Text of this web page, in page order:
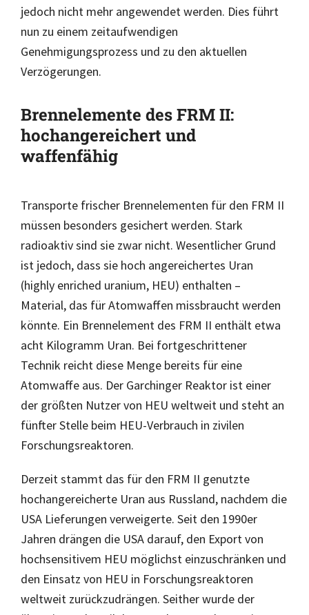
jedoch nicht mehr angewendet werden. Dies führt
nun zu einem zeitaufwendigen
Genehmigungsprozess und zu den aktuellen
Verzögerungen.
Brennelemente des FRM II:
hochangereichert und
waffenfähig
Transporte frischer Brennelementen für den FRM II
müssen besonders gesichert werden. Stark
radioaktiv sind sie zwar nicht. Wesentlicher Grund
ist jedoch, dass sie hoch angereichertes Uran
(highly enriched uranium, HEU) enthalten –
Material, das für Atomwaffen missbraucht werden
könnte. Ein Brennelement des FRM II enthält etwa
acht Kilogramm Uran. Bei fortgeschrittener
Technik reicht diese Menge bereits für eine
Atomwaffe aus. Der Garchinger Reaktor ist einer
der größten Nutzer von HEU weltweit und steht an
fünfter Stelle beim HEU-Verbrauch in zivilen
Forschungsreaktoren.
Derzeit stammt das für den FRM II genutzte
hochangereicherte Uran aus Russland, nachdem die
USA Lieferungen verweigerte. Seit den 1990er
Jahren drängen die USA darauf, den Export von
hochsensitivem HEU möglichst einzuschränken und
den Einsatz von HEU in Forschungsreaktoren
weltweit zurückzudrängen. Seither wurde der